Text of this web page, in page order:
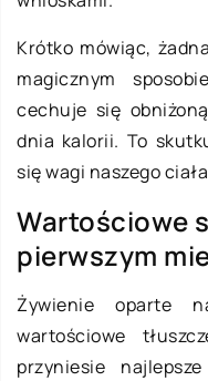
Krótko mówiąc,
magicznym
cechuje się
dnia kalorii. To
się wagi naszego
Wartościowe
pierwszym
Żywienie oparte
wartościowe
przyniesie